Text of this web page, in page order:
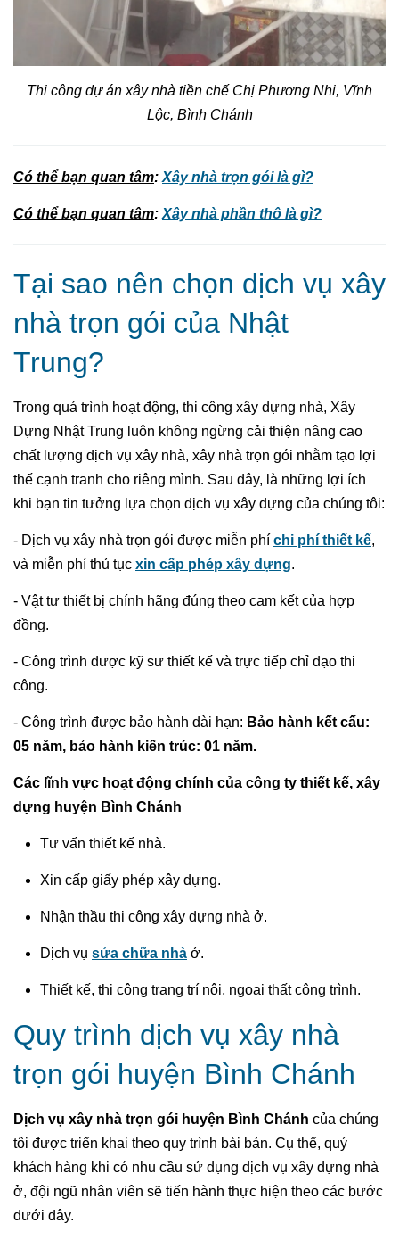
Thi công dự án xây nhà tiền chế Chị Phương Nhi, Vĩnh
Lộc, Bình Chánh
Có thể bạn quan tâm: Xây nhà trọn gói là gì?
Có thể bạn quan tâm: Xây nhà phần thô là gì?
Tại sao nên chọn dịch vụ xây
nhà trọn gói của Nhật
Trung?
Trong quá trình hoạt động, thi công xây dựng nhà, Xây
Dựng Nhật Trung luôn không ngừng cải thiện nâng cao
chất lượng dịch vụ xây nhà, xây nhà trọn gói nhằm tạo lợi
thế cạnh tranh cho riêng mình. Sau đây, là những lợi ích
khi bạn tin tưởng lựa chọn dịch vụ xây dựng của chúng tôi:
- Dịch vụ xây nhà trọn gói được miễn phí chi phí thiết kế,
và miễn phí thủ tục xin cấp phép xây dựng.
- Vật tư thiết bị chính hãng đúng theo cam kết của hợp
đồng.
- Công trình được kỹ sư thiết kế và trực tiếp chỉ đạo thi
công.
- Công trình được bảo hành dài hạn: Bảo hành kết cấu:
05 năm, bảo hành kiến trúc: 01 năm.
Các lĩnh vực hoạt động chính của công ty thiết kế, xây
dựng huyện Bình Chánh
Tư vấn thiết kế nhà.
Xin cấp giấy phép xây dựng.
Nhận thầu thi công xây dựng nhà ở.
Dịch vụ sửa chữa nhà ở.
Thiết kế, thi công trang trí nội, ngoại thất công trình.
Quy trình dịch vụ xây nhà
trọn gói huyện Bình Chánh
Dịch vụ xây nhà trọn gói huyện Bình Chánh của chúng
tôi được triển khai theo quy trình bài bản. Cụ thể, quý
khách hàng khi có nhu cầu sử dụng dịch vụ xây dựng nhà
ở, đội ngũ nhân viên sẽ tiến hành thực hiện theo các bước
dưới đây.